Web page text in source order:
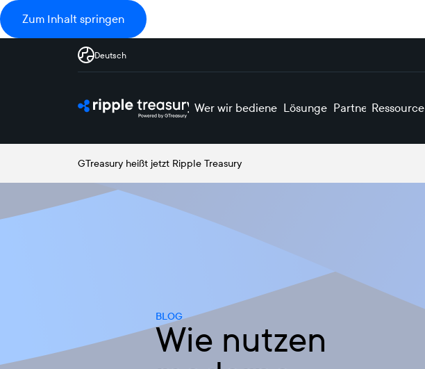
Zum Inhalt springen
Deutsch
Wer wir bedienen Lösungen Partner Ressourcen
GTreasury heißt jetzt Ripple Treasury
BLOG
Wie nutzen